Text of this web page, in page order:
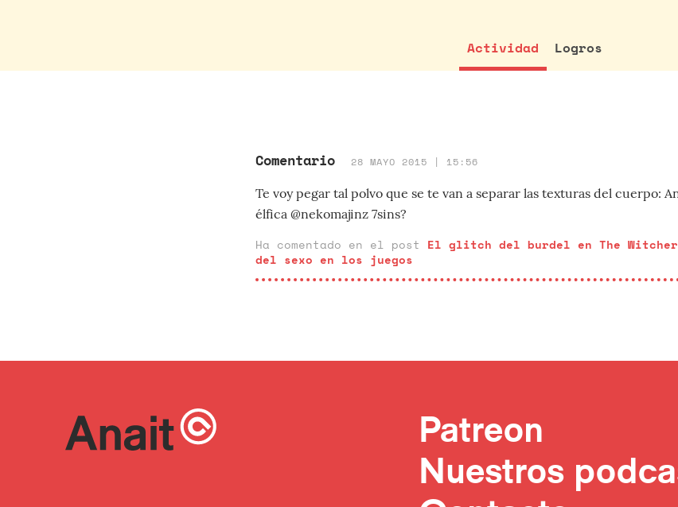
Actividad Logros
Comentario 28 MAYO 2015 | 15:56
Te voy pegar tal polvo que se te van a separar las texturas del cuerpo:
élfica @nekomajinz 7sins?
Ha comentado en el post El glitch del burdel en The
del sexo en los juegos
Patreon
Nuestros